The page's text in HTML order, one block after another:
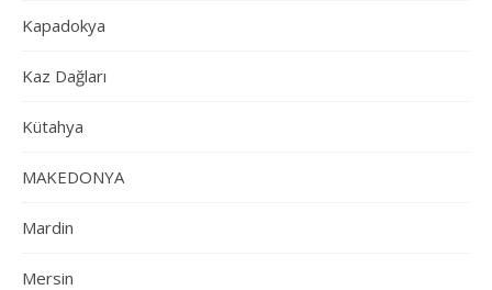
Kapadokya
Kaz Dağları
Kütahya
MAKEDONYA
Mardin
Mersin